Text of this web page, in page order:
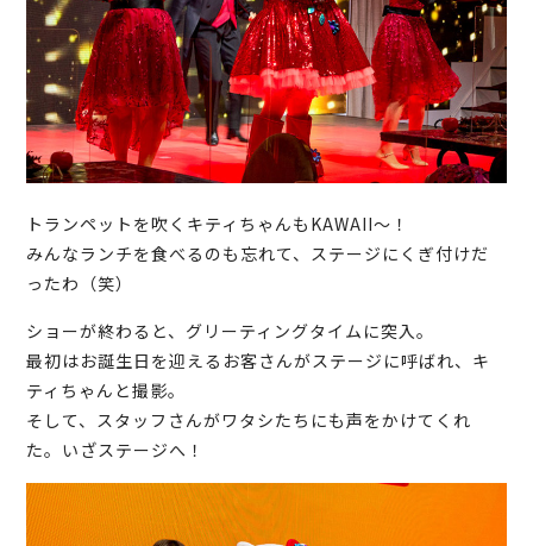
トランペットを吹くキティちゃんもKAWAII～！
みんなランチを食べるのも忘れて、ステージにくぎ付けだ
ったわ（笑）
ショーが終わると、グリーティングタイムに突入。
最初はお誕生日を迎えるお客さんがステージに呼ばれ、キ
ティちゃんと撮影。
そして、スタッフさんがワタシたちにも声をかけてくれ
た。いざステージへ！